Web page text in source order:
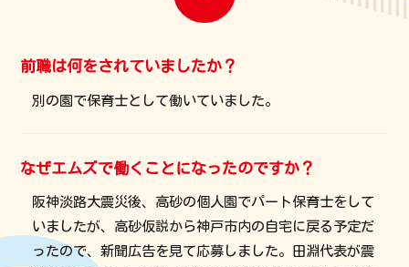
前職は何をされていましたか？
別の園で保育士として働いていました。
なぜエムズで働くことになったのですか？
阪神淡路大震災後、高砂の個人園でパート保育士をして
いましたが、高砂仮説から神戸市内の自宅に戻る予定だ
ったので、新聞広告を見て応募しました。田淵代表が震